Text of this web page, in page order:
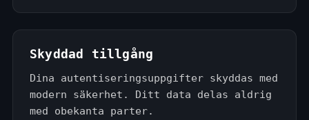
Skyddad tillgång
Dina autentiseringsuppgifter skyddas med
modern säkerhet. Ditt data delas aldrig
med obekanta parter.